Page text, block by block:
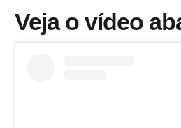
Veja o vídeo